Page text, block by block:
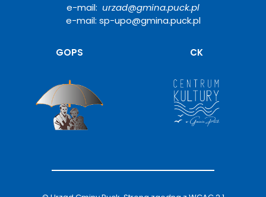
e-mail: urzad@gmina.puck.pl
e-mail: sp-upo@gmina.puck.pl
GOPS CK